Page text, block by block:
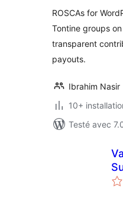
ROSCAs for
Tontine groups
transparent
payouts.
Ibrahim Nasir
10+
Testé avec